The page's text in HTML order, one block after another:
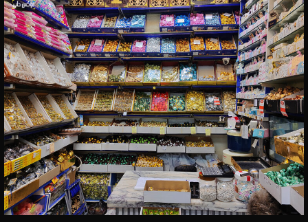
مجلة
الكترونية
تغطي
أخبار
محافظة
حلب
وعموم
الشمال